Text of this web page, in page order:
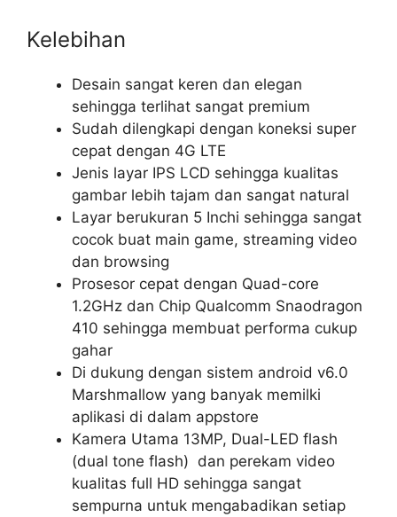
Kelebihan
Desain sangat keren dan elegan
sehingga terlihat sangat premium
Sudah dilengkapi dengan koneksi super
cepat dengan 4G LTE
Jenis layar IPS LCD sehingga kualitas
gambar lebih tajam dan sangat natural
Layar berukuran 5 Inchi sehingga sangat
cocok buat main game, streaming video
dan browsing
Prosesor cepat dengan Quad-core
1.2GHz dan Chip Qualcomm Snaodragon
410 sehingga membuat performa cukup
gahar
Di dukung dengan sistem android v6.0
Marshmallow yang banyak memilki
aplikasi di dalam appstore
Kamera Utama 13MP, Dual-LED flash
(dual tone flash) dan perekam video
kualitas full HD sehingga sangat
sempurna untuk mengabadikan setiap